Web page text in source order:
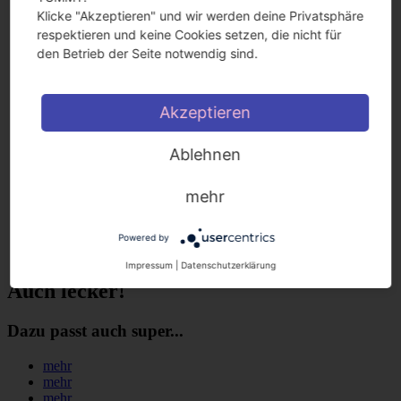
Nicht vorrätig
Gewicht
Enthält 19% MwSt.
zzgl.Versand
Einwegspritzbeutel. Inhalt: 24 Stück
Auch lecker!
Dazu passt auch super...
mehr
mehr
mehr
Klicke "Akzeptieren" und wir werden deine Privatsphäre
respektieren und keine Cookies setzen, die nicht für
den Betrieb der Seite notwendig sind.
Akzeptieren
Ablehnen
mehr
Powered by
Impressum Datenschutzerklärung